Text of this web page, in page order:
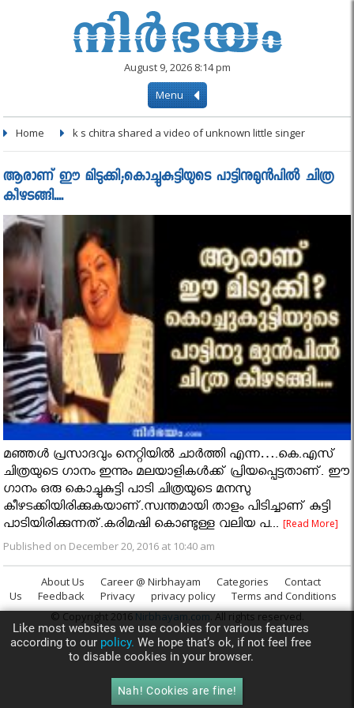
August 9, 2026 8:14 pm
Menu
Home k s chitra shared a video of unknown little singer
ആരാണ് ഈ മിടുക്കി;കൊച്ചുകുട്ടിയുടെ പാട്ടിനുമുന്‍പില്‍ ചിത്ര
കീഴടങ്ങി....
മഞ്ഞള്‍ പ്രസാദവും നെറ്റിയില്‍ ചാര്‍ത്തി എന്ന….കെ.എസ്
ചിത്രയുടെ ഗാനം ഇന്നും മലയാളികള്‍ക്ക് പ്രിയപ്പെട്ടതാണ്. ഈ
ഗാനം ഒരു കൊച്ചുകുട്ടി പാടി ചിത്രയുടെ മനസു
കീഴടക്കിയിരിക്കുകയാണ്.സ്വന്തമായി താളം പിടിച്ചാണ് കുട്ടി
പാടിയിരിക്കുന്നത്.കരിമഷി കൊണ്ടുള്ള വലിയ പ...[Read More]
Published on December 20, 2016 at 10:40 am
About Us Career @ Nirbhayam Categories
Contact
Us
Feedback Privacy privacy policy
Terms and Conditions
© Copyright 2016 Nirbhayam.com. All rights reserved.
Like most websites we use cookies for various features
according to our policy. We hope that’s ok, if not feel free
to disable cookies in your browser.
Nah! Cookies are fine!